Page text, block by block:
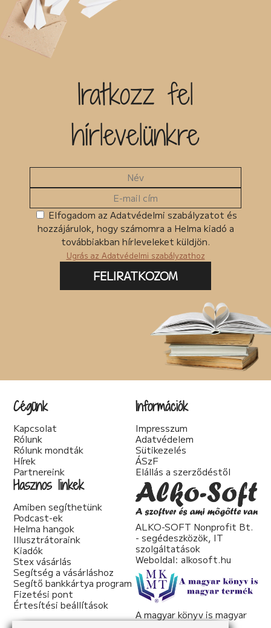
Sorozat
Címke
Új címke hozzáadása
MKMT könyv
Ingyenes termékek
Csomagban szerepel
Iratkozz fel
hírlevelünkre
Elfogadom az Adatvédelmi szabályzatot és
hozzájárulok, hogy számomra a Helma kiadó a
továbbiakban hírleveleket küldjön.
Ugrás az Adatvédelmi szabályzathoz
FELIRATKOZOM
Cégünk
Kapcsolat
Rólunk
Rólunk mondták
Hírek
Partnereink
Információk
Impresszum
Adatvédelem
Sütikezelés
ÁSzF
Elállás a szerződéstől
Hasznos linkek
Amiben segíthetünk
Podcast-ek
Helma hangok
Illusztrátoraink
Kiadók
Stex vásárlás
Segítség a vásárláshoz
Segítő bankkártya program
Fizetési pont
Értesítési beállítások
ALKO-SOFT Nonprofit Bt.
- segédeszközök, IT
szolgáltatások
Weboldal: alkosoft.hu
A magyar könyv is magyar
termék